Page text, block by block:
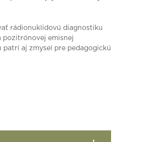
rádionuklidovú diagnostiku
pozitrónovej emisnej
aj zmysel pre pedagogickú